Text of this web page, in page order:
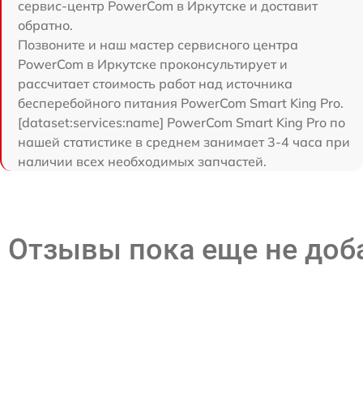
сервис-центр PowerCom в Иркутске и доставит
обратно.
Позвоните и наш мастер сервисного центра
PowerCom в Иркутске проконсультирует и
рассчитает стоимость работ над источника
бесперебойного питания PowerCom Smart King Pro.
[dataset:services:name] PowerCom Smart King Pro по
нашей статистике в среднем занимает 3-4 часа при
наличии всех необходимых запчастей.
Отзывы пока еще не